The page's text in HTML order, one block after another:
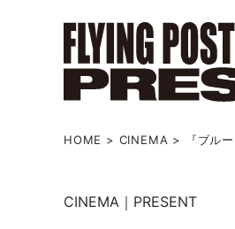
HOME > CINEMA > 『ブル
CINEMA PRESENT